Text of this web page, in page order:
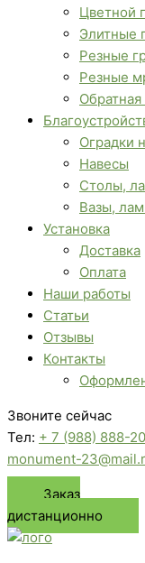
Цветной
Элитные
Резные
Резные
Оградки
Навесы
Столы,
Вазы,
Установка
Доставка
Оплата
Наши работы
Статьи
Отзывы
Контакты
Звоните сейчас
Тел: + 7 (988) 888-
monument-
Заказ
дистанционно